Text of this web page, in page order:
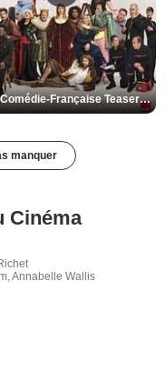
De la Comédie-Française Teaser VF
manquer
Cinéma
Annabelle Wallis